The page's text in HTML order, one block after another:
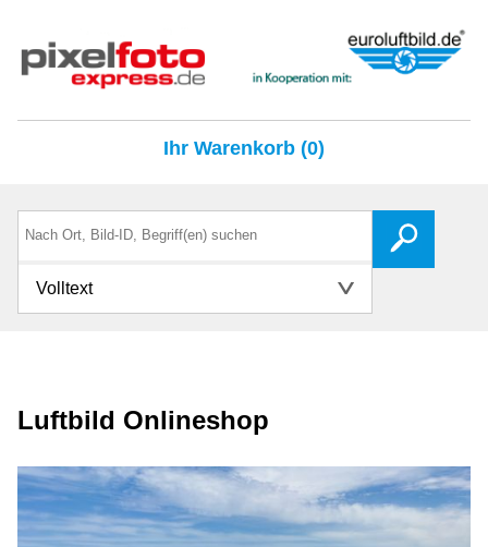
Ihr Warenkorb (0)
Volltext
Luftbild Onlineshop